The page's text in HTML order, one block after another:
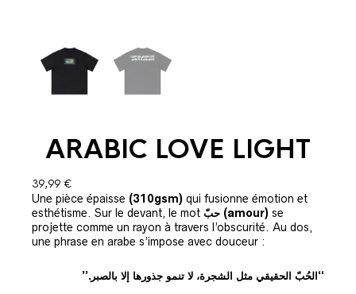
ARABIC LOVE LIGHT
39,99 €
Une pièce épaisse (310gsm) qui fusionne émotion et
esthétisme. Sur le devant, le mot حبّ (amour) se
projette comme un rayon à travers l’obscurité. Au dos,
une phrase en arabe s’impose avec douceur :
“الحُبّ الحقيقي مثل الشجرة، لا تنمو جذورها إلا بالصبر.”